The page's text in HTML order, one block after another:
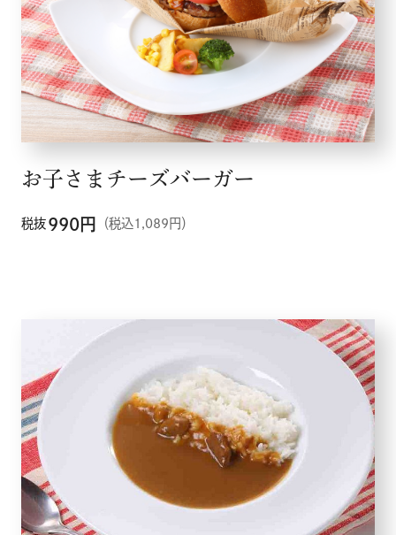
企業情報
お子さまチーズバーガー
税抜 990円 （税込1,089円）